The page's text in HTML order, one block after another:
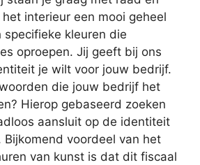
interieur een mooi geheel
specifieke kleuren die
oproepen. Jij geeft bij ons
je wilt voor jouw bedrijf.
die jouw bedrijf het
Hierop gebaseerd zoeken
aansluit op de identiteit
voordeel van het
van kunst is dat dit fiscaal